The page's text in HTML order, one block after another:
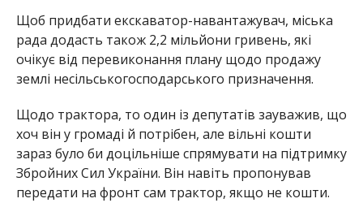
Щоб придбати екскаватор-навантажувач, міська
рада додасть також 2,2 мільйони гривень, які
очікує від перевиконання плану щодо продажу
землі несільськогосподарського призначення.
Щодо трактора, то один із депутатів зауважив, що
хоч він у громаді й потрібен, але вільні кошти
зараз було би доцільніше спрямувати на підтримку
Збройних Сил України. Він навіть пропонував
передати на фронт сам трактор, якщо не кошти.